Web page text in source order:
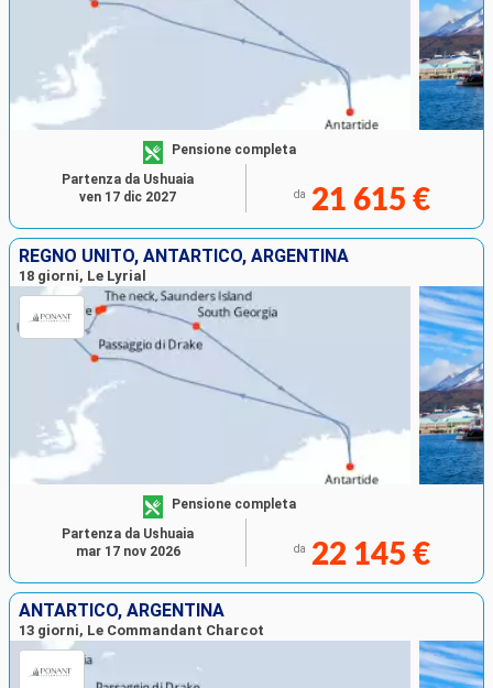
Pensione completa
da 21 615 €
Partenza da Ushuaia
ven 17 dic 2027
REGNO UNITO, ANTARTICO, ARGENTINA
18 giorni, Le Lyrial
Pensione completa
da 22 145 €
Partenza da Ushuaia
mar 17 nov 2026
ANTARTICO, ARGENTINA
13 giorni, Le Commandant Charcot